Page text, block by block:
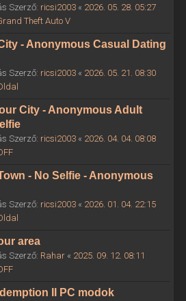
Szerző: ricsi2003« 2026. 05. 28. 05:27
Theft Auto V
- Anonymous Casual Dating
Szerző: ricsi2003« 2026. 05. 21. 08:30
City - Anonymous Adult
Szerző: ricsi2003« 2026. 04. 04. 08:08
- No Selfie - Anonymous
Szerző: ricsi2003« 2026. 01. 04. 22:15
area
Szerző: Rahar« 2025. 09. 12. 08:11
II PC modok